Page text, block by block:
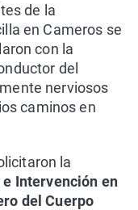
de la
en Cameros se
con la
del
nerviosos
caminos en
la
Intervención en
del Cuerpo